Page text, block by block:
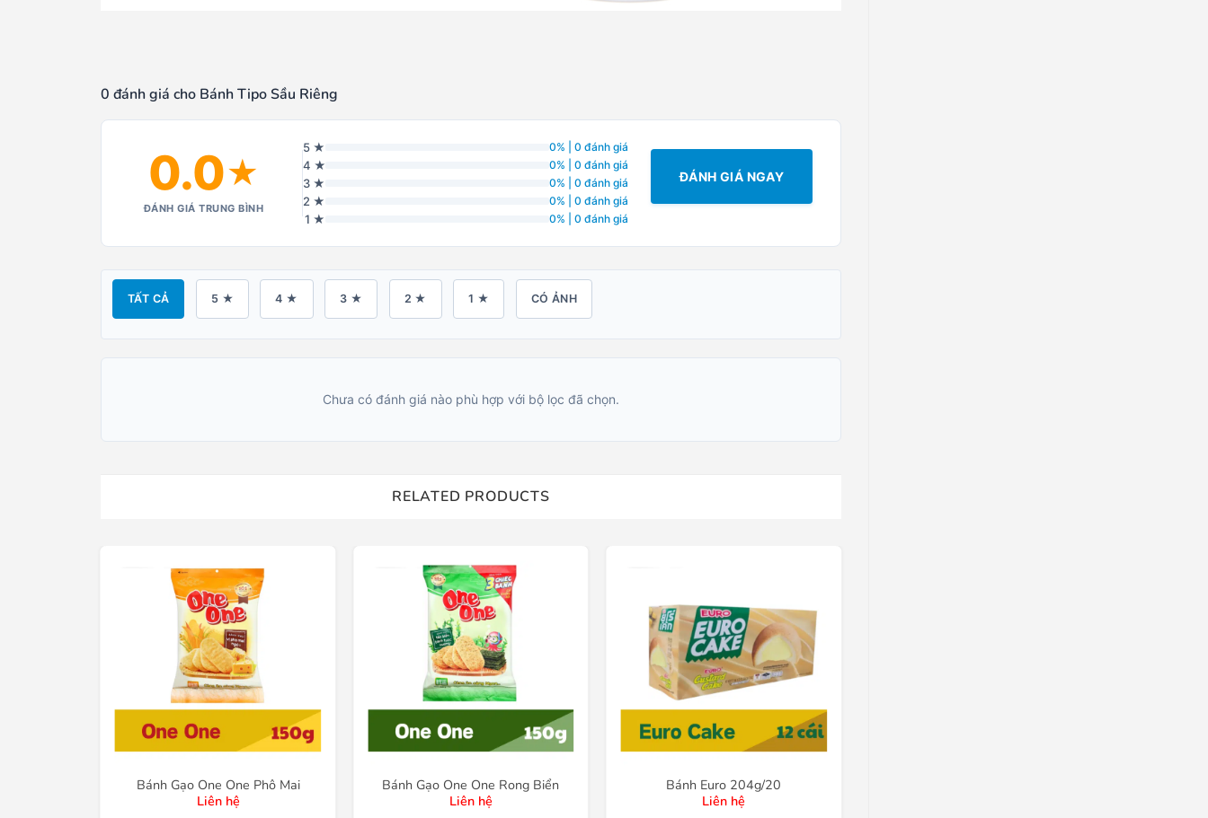
0 đánh giá cho Bánh Tipo Sầu Riêng
0.0★
ĐÁNH GIÁ TRUNG BÌNH
5 ★ 0% | 0 đánh giá
4 ★ 0% | 0 đánh giá
3 ★ 0% | 0 đánh giá
2 ★ 0% | 0 đánh giá
1 ★ 0% | 0 đánh giá
ĐÁNH GIÁ NGAY
TẤT CẢ 5 ★ 4 ★ 3 ★ 2 ★ 1 ★ CÓ ẢNH
Chưa có đánh giá nào phù hợp với bộ lọc đã chọn.
RELATED PRODUCTS
Bánh Gạo One One Phô Mai
Liên hệ
Bánh Gạo One One Rong Biển
Liên hệ
Bánh Euro 204g/20
Liên hệ